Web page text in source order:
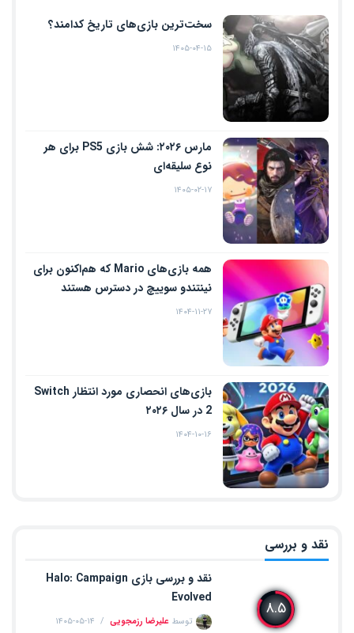
سخت‌ترین بازی‌های تاریخ کدامند؟
۱۴۰۵-۰۴-۱۵
مارس ۲۰۲۶: شش بازی PS5 برای هر
نوع سلیقه‌ای
۱۴۰۵-۰۲-۱۷
همه بازی‌های Mario که هم‌اکنون برای
نینتندو سوییچ در دسترس هستند
۱۴۰۴-۱۱-۲۷
بازی‌های انحصاری مورد انتظار Switch
2 در سال ۲۰۲۶
۱۴۰۴-۱۰-۱۶
نقد و بررسی
۸.۵
نقد و بررسی بازی Halo: Campaign
Evolved
توسط علیرضا رزمجویی ۱۴۰۵-۰۵-۱۴